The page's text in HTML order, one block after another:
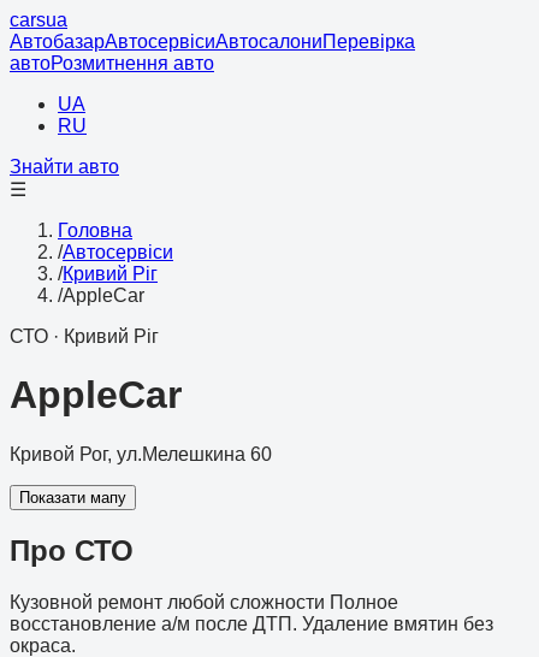
carsua
АвтобазарАвтосервісиАвтосалониПеревірка
автоРозмитнення авто
UA
RU
Знайти авто
☰
Головна
/Автосервіси
/Кривий Ріг
/AppleCar
СТО · Кривий Ріг
AppleCar
Кривой Рог, ул.Мелешкина 60
Показати мапу
Про СТО
Кузовной ремонт любой сложности Полное
восстановление а/м после ДТП. Удаление вмятин без
окраса.